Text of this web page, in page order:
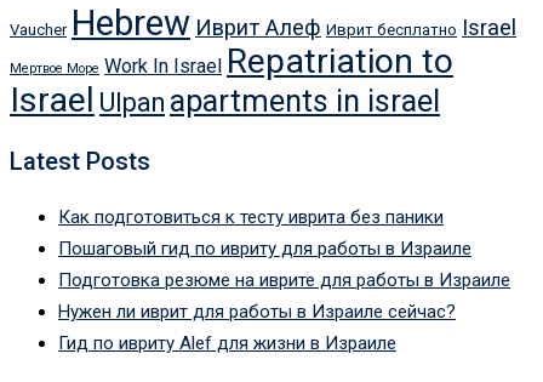
Vaucher Hebrew Иврит Алеф Иврит бесплатно Israel
Мертвое Море Work In Israel Repatriation to
Israel Ulpan apartments in israel
Latest Posts
Как подготовиться к тесту иврита без паники
Пошаговый гид по ивриту для работы в Израиле
Подготовка резюме на иврите для работы в Израиле
Нужен ли иврит для работы в Израиле сейчас?
Гид по ивриту Alef для жизни в Израиле